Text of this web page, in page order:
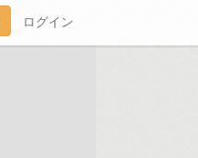
ログイン